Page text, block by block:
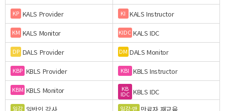
KP KALS Provider KI KALS Instructor
KM KALS Monitor KIDC KALS IDC
DP DALS Provider DM DALS Monitor
KBP KBLS Provider KBI KBLS Instructor
KBM KBLS Monitor KB
IDC KBLS IDC
일강 일강-만